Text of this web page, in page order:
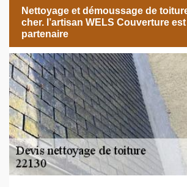
Nettoyage et démoussage de
cher. l’artisan WELS Couverture
partenaire